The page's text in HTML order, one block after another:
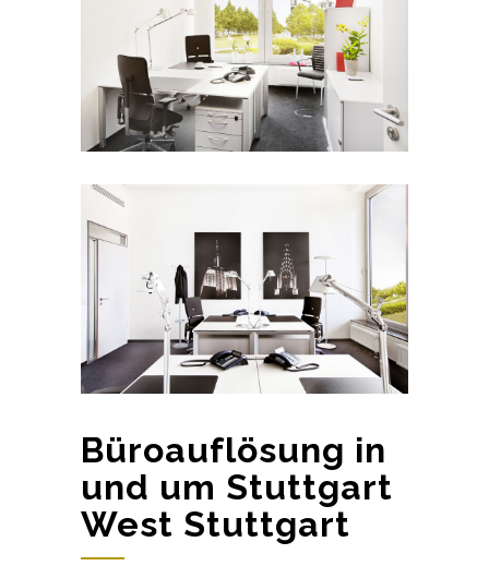
Büroauflösung in
und um Stuttgart
West Stuttgart